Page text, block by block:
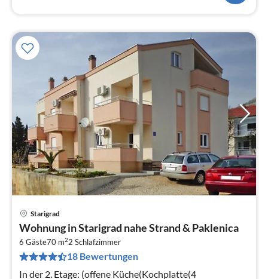
Starigrad
Wohnung in Starigrad nahe Strand & Paklenica
6 Gäste70 m22 Schlafzimmer
18 Bewertungen
In der 2. Etage: (offene Küche(Kochplatte(4